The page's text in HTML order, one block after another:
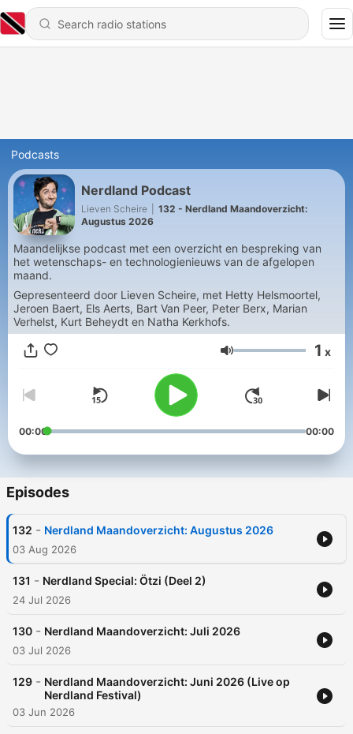
Podcasts
Nerdland Podcast
Lieven Scheire
132 - Nerdland Maandoverzicht:
Augustus 2026
Maandelijkse podcast met een overzicht en bespreking van
het wetenschaps- en technologienieuws van de afgelopen
maand.
Gepresenteerd door Lieven Scheire, met Hetty Helsmoortel,
Jeroen Baert, Els Aerts, Bart Van Peer, Peter Berx, Marian
Verhelst, Kurt Beheydt en Natha Kerkhofs.
Volume 1 x
00:00 00:00
Episodes
132 - Nerdland Maandoverzicht: Augustus 2026
03 Aug 2026
131 - Nerdland Special: Ötzi (Deel 2)
24 Jul 2026
130 - Nerdland Maandoverzicht: Juli 2026
03 Jul 2026
129 - Nerdland Maandoverzicht: Juni 2026 (Live op
Nerdland Festival)
03 Jun 2026